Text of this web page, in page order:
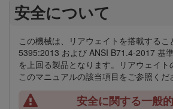
安全について
この機械は、リアウェイトを搭載する
5395:2013 および ANSI B71.4-2017 基
を上回る製品となります。リアウェイト
このマニュアルの該当項目をご参照くだ
安全に関する一般